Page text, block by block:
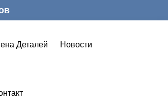
Деталей Новости